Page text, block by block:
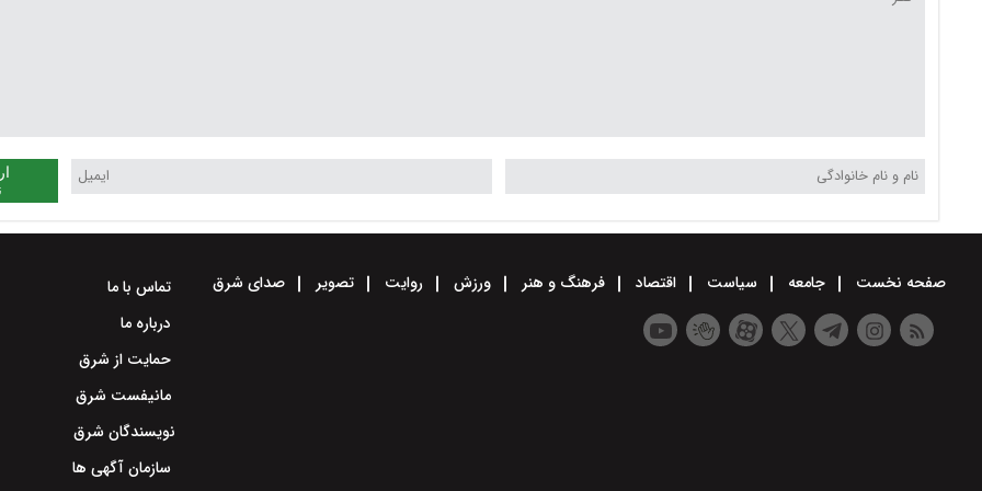
صفحه نخست جامعه سیاست اقتصاد فرهنگ و هنر ورزش روایت تصویر صدای شرق
تماس با ما
درباره ما
حمایت از شرق
مانیفست شرق
نویسندگان شرق
سازمان آگهی ها